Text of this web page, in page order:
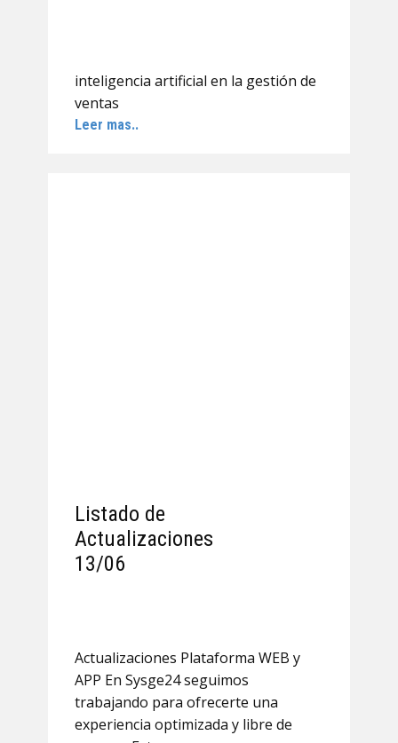
inteligencia artificial en la gestión de
ventas
Leer mas..
Listado de
Actualizaciones
13/06
Actualizaciones Plataforma WEB y
APP En Sysge24 seguimos
trabajando para ofrecerte una
experiencia optimizada y libre de